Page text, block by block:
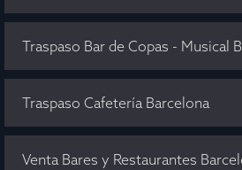
Traspaso Bar de Copas - Musical
Traspaso Cafetería Barcelona
Venta Bares y Restaurantes